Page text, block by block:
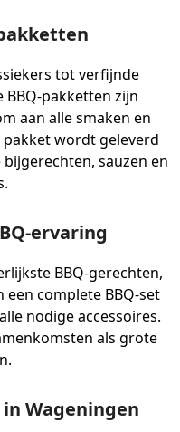
tot verfijnde
BBQ-pakketten zijn
aan alle smaken en
wordt geleverd
sauzen en
ervaring
BBQ-gerechten,
een complete BBQ-set
nodige accessoires.
als grote
Wageningen